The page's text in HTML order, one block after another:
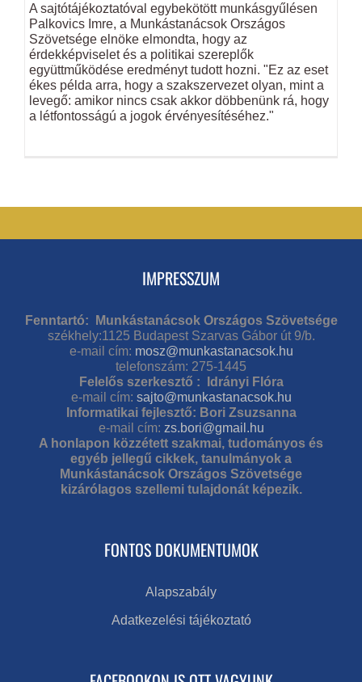
A sajtótájékoztatóval egybekötött munkásgyűlésen
Palkovics Imre, a Munkástanácsok Országos
Szövetsége elnöke elmondta, hogy az
érdekképviselet és a politikai szereplők
együttműködése eredményt tudott hozni. "Ez az eset
ékes példa arra, hogy a szakszervezet olyan, mint a
levegő: amikor nincs csak akkor döbbenünk rá, hogy
a létfontosságú a jogok érvényesítéséhez."
IMPRESSZUM
Fenntartó: Munkástanácsok Országos Szövetsége
székhely:1125 Budapest Szarvas Gábor út 9/b.
e-mail cím: mosz@munkastanacsok.hu
telefonszám: 275-1445
Felelős szerkesztő : Idrányi Flóra
e-mail cím: sajto@munkastanacsok.hu
Informatikai fejlesztő: Bori Zsuzsanna
e-mail cím: zs.bori@gmail.hu
A honlapon közzétett szakmai, tudományos és
egyéb jellegű cikkek, tanulmányok a
Munkástanácsok Országos Szövetsége
kizárólagos szellemi tulajdonát képezik.
FONTOS DOKUMENTUMOK
Alapszabály
Adatkezelési tájékoztató